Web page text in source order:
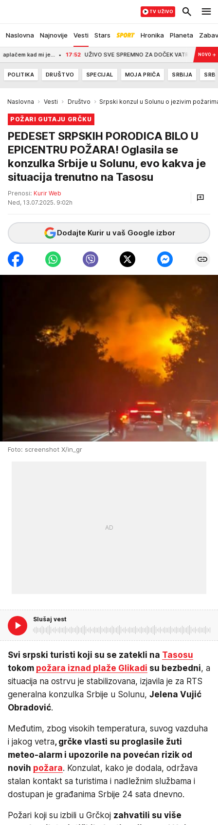
Naslovna Najnovije Vesti Stars Hronika Planeta
TV UŽIVO
mi je... 17:52 UŽIVO SVE SPREMNO ZA DOČEK VATROGASACA NOVO →
POLITIKA DRUŠTVO SPECIJAL MOJA PRIČA SRBIJA
Naslovna Vesti Društvo Srpski konzul u Solunu o jezivim
POŽARI GUTAJU GRČKU
PEDESET SRPSKIH PORODICA BILO U
EPICENTRU POŽARA! Oglasila se
konzulka Srbije u Solunu, evo kakva je
situacija trenutno na Tasosu
Prenosi: Kurir Web
Ned, 13.07.2025. 9:02h
Dodajte Kurir u vaš Google izbor
Foto: screenshot X/in_gr
Slušaj vest
Svi srpski turisti koji su se zatekli na Tasosu
tokom požara iznad plaže Glikadi su bezbedni, a
situacija na ostrvu je stabilizovana, izjavila je za RTS
generalna konzulka Srbije u Solunu, Jelena Vujić
Obradović.
Međutim, zbog visokih temperatura, suvog vazduha
i jakog vetra, grčke vlasti su proglasile žuti
meteo-alarm i upozorile na povećan rizik od
novih požara. Konzulat, kako je dodala, održava
stalan kontakt sa turistima i nadležnim službama i
dostupan je građanima Srbije 24 sata dnevno.
Požari koji su izbili u Grčkoj zahvatili su više